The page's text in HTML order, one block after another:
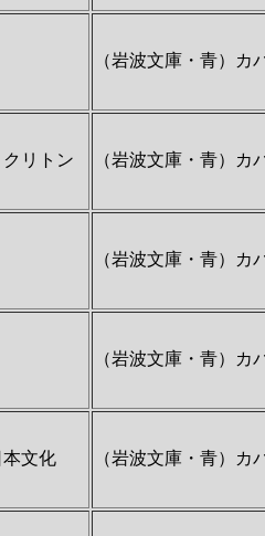
（岩波文庫・青）カ
リトン （岩波文庫・青）カ
（岩波文庫・青）カ
（岩波文庫・青）カ
文化 （岩波文庫・青）カ